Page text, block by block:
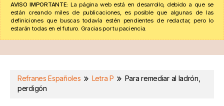
AVISO IMPORTANTE: La página web está en desarrollo, debido a que se
están creando miles de publicaciones, es posible que algunas de las
definiciones que buscas todavía estén pendientes de redactar, pero lo
estarán todas en el futuro. Gracias por tu paciencia.
Refranes Españoles Letra P
Para remediar al ladrón,
perdigón